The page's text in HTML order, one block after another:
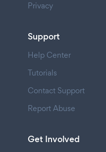
Privacy
Support
Help Center
Tutorials
Contact Support
Report Abuse
Get Involved